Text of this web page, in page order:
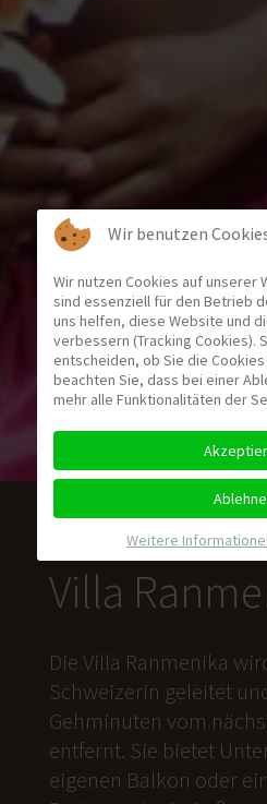
Villa
Die Villa Ranmenika
Schweizerin geleitet
Gehminuten vom
entfernt. Sie bietet
eigenen Balkon oder
Wir benutzen
Wir nutzen Cookies auf unserer
sind essenziell für den Betrieb
uns helfen, diese Website und
verbessern (Tracking Cookies).
entscheiden, ob Sie die
beachten Sie, dass bei einer
mehr alle Funktionalitäten der
Weitere